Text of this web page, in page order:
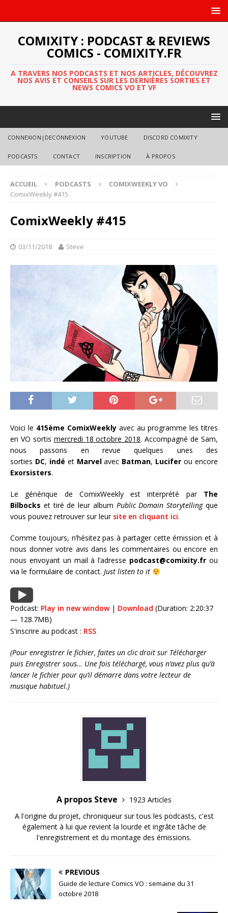
COMIXITY : PODCAST & REVIEWS
COMICS - COMIXITY.FR
A TRAVERS NOS PODCASTS ET NOS ARTICLES, DÉCOUVREZ
NOS AVIS ET CONSEILS SUR LES DERNIÈRES SORTIES ET
NEWS COMICS VO ET VF
CONNEXION|DECONNEXION YOUTUBE DISCORD COMIXITY
PODCASTS CONTACT INSCRIPTION À PROPOS
ACCUEIL PODCASTS
COMIXWEEKLY VO
ComixWeekly #415
ComixWeekly #415
03/11/2018 Steve
Voici le 415ème ComixWeekly avec au programme les titres
en VO sortis mercredi 18 octobre 2018. Accompagné de Sam,
nous passons en revue quelques unes des
sorties DC, indé et Marvelavec Batman, Lucifer ou encore
Exorsisters.
Le générique de ComixWeekly est interprété par The
Bilbocks et tiré de leur album Public Domain Storytellingque
vous pouvez retrouver sur leursite en cliquant ici.
Comme toujours, n’hésitez pas à partager cette émission et à
nous donner votre avis dans les commentaires ou encore en
nous envoyant un mail à l’adresse podcast@comixity.fr ou
via le formulaire de contact. Just listen to it
Podcast: Play in new window| Download (Duration: 2:20:37
— 128.7MB)
S'inscrire au podcast : RSS
(Pour enregistrer le fichier, faites un clic droit sur Télécharger
puis Enregistrer sous… Une fois téléchargé, vous n’avez plus qu’à
lancer le fichier pour qu’il démarre dans votre lecteur de
musique habituel.)
A propos Steve
1923 Articles
A l'origine du projet, chroniqueur sur tous les podcasts, c'est
également à lui que revient la lourde et ingrâte tâche de
l'enregistrement et du montage des émissions.
PREVIOUS
Guide de lecture Comics VO : semaine du 31
octobre 2018